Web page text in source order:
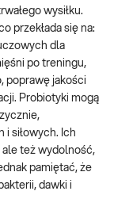
wysiłku.
przekłada się na:
dla
po treningu,
poprawę jakości
Probiotyki mogą
siłowych. Ich
ale też wydolność,
pamiętać, że
dawki i